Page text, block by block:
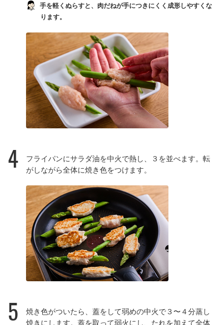
手を軽くぬらすと、肉だねが手につきにくく成形しやすくな
ります。
4
フライパンにサラダ油を中火で熱し、３を並べます。転
がしながら全体に焼き色をつけます。
5
焼き色がついたら、蓋をして弱めの中火で３〜４分蒸し
焼きにします。蓋を取って弱火にし、たれを加えて全体